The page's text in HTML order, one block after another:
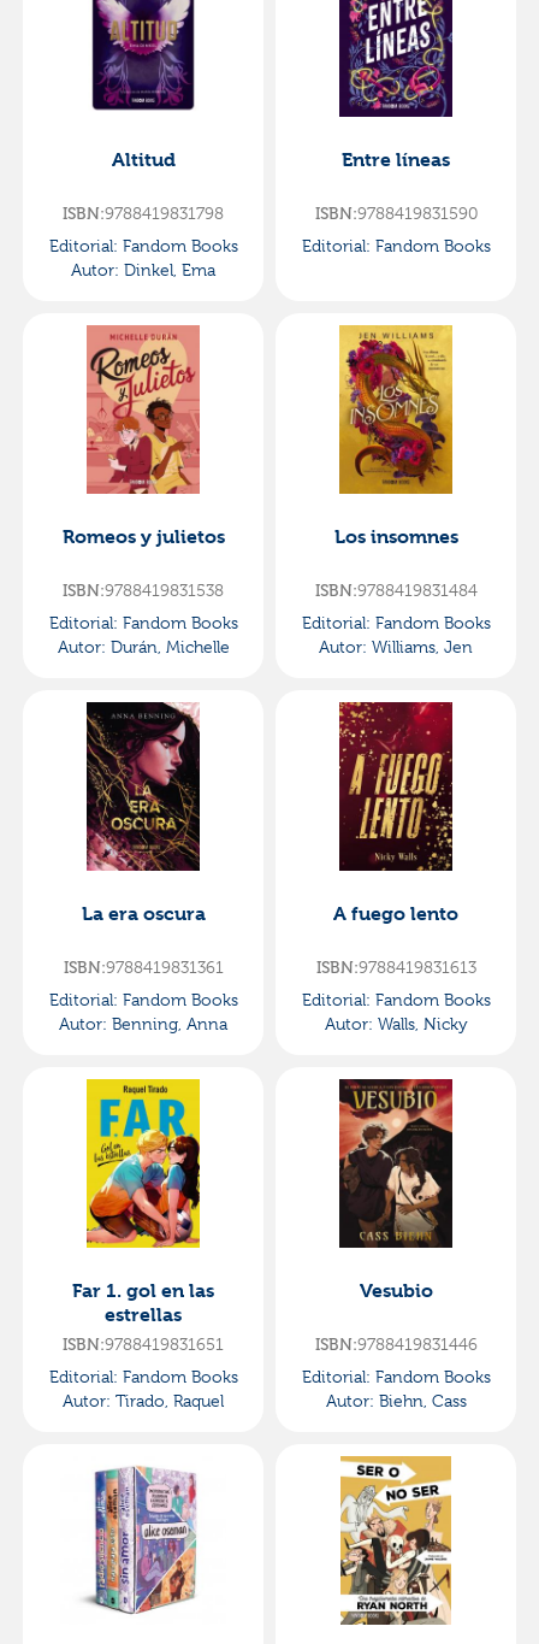
Altitud
ISBN:9788419831798
Editorial: Fandom Books
Autor: Dinkel, Ema
Entre líneas
ISBN:9788419831590
Editorial: Fandom Books
Romeos y julietos
ISBN:9788419831538
Editorial: Fandom Books
Autor: Durán, Michelle
Los insomnes
ISBN:9788419831484
Editorial: Fandom Books
Autor: Williams, Jen
La era oscura
ISBN:9788419831361
Editorial: Fandom Books
Autor: Benning, Anna
A fuego lento
ISBN:9788419831613
Editorial: Fandom Books
Autor: Walls, Nicky
Far 1. gol en las
estrellas
ISBN:9788419831651
Editorial: Fandom Books
Autor: Tirado, Raquel
Vesubio
ISBN:9788419831446
Editorial: Fandom Books
Autor: Biehn, Cass